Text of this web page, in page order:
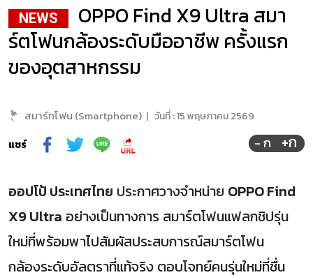
NEWS
OPPO Find X9 Ultra สมา
ร์ตโฟนกล้องระดับมืออาชีพ ครั้งแรก
ของอุตสาหกรรม
สมาร์ทโฟน (Smartphone) | วันที่ :15 พฤษภาคม 2569
แชร์
- ก +ก
ออปโป้ ประเทศไทย ประกาศวางจำหน่าย OPPO Find
X9 Ultra อย่างเป็นทางการ สมาร์ตโฟนแฟลกชิปรุ่น
ใหม่ที่พร้อมพาไปสัมผัสประสบการณ์สมาร์ตโฟน
กล้องระดับอัลตราที่แท้จริง ตอบโจทย์คนรุ่นใหม่ที่ชื่น